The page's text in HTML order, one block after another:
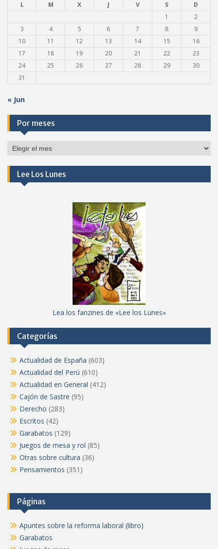
L M X J V S
D
1
2
3
4 5 6 7 8
9
10
11 12 13 14 15
16
17
18 19 20 21 22
23
24
25 26 27 28 29
30
31
« Jun
Por meses
Por
Lee Los Lunes
Lea los fanzines de «Lee los Lunes»
Categorías
Actualidad de España (603)
Actualidad del Perú (610)
Actualidad en General (412)
Cajón de Sastre (95)
Derecho (283)
Escritos (42)
Garabatos (129)
Juegos de mesa y rol (85)
Otras sobre cultura (36)
Pensamientos (351)
Páginas
Apuntes sobre la reforma laboral (libro)
Garabatos